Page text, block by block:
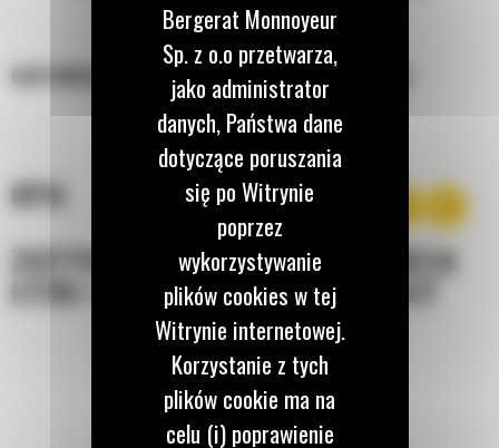
ODPOWIEDNIE NARZĘDZIE DO DANEGO ZADANIA
OPIS
ZOPTYMALIZOWANA KONSTRUKCJA
ŁYŻKI I WYTRZYMAŁE MATERIAŁY
Bergerat Monnoyeur
Sp. z o.o przetwarza,
jako administrator
danych, Państwa dane
dotyczące poruszania
się po Witrynie
poprzez
wykorzystywanie
plików cookies w tej
Witrynie internetowej.
Korzystanie z tych
plików cookie ma na
celu (i) poprawienie